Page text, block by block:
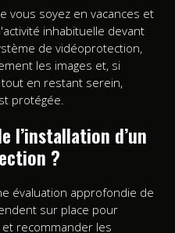
vous soyez en vacances et
inhabituelle devant
de vidéoprotection,
les images et, si
en restant serein,
protégée.
l’installation d’un
?
évaluation approfondie de
sur place pour
recommander les